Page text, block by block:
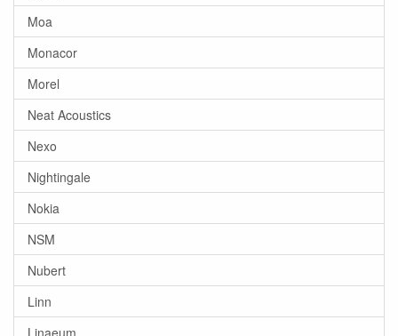
Moa
Monacor
Morel
Neat Acoustics
Nexo
Nightingale
Nokia
NSM
Nubert
Linn
Linaeum